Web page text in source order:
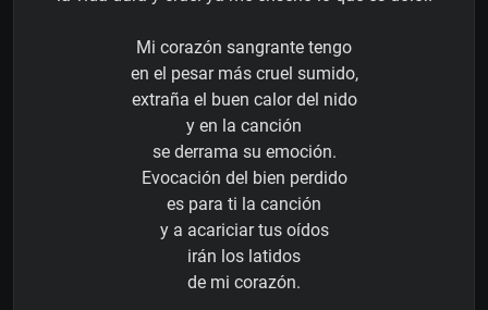
Mi corazón sangrante tengo
en el pesar más cruel sumido,
extraña el buen calor del nido
y en la canción
se derrama su emoción.
Evocación del bien perdido
es para ti la canción
y a acariciar tus oídos
irán los latidos
de mi corazón.